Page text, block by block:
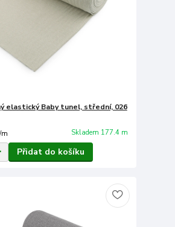
elastický Baby tunel, střední, 026
m Skladem 177.4 m
Přidat do košíku